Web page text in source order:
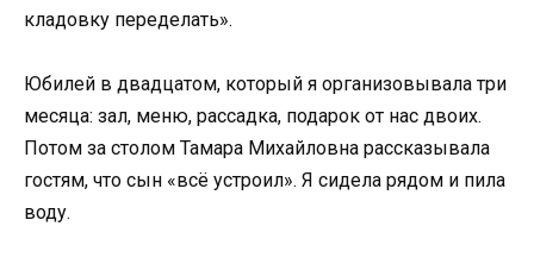
кладовку переделать».
Юбилей в двадцатом, который я организовывала три
месяца: зал, меню, рассадка, подарок от нас двоих.
Потом за столом Тамара Михайловна рассказывала
гостям, что сын «всё устроил». Я сидела рядом и пила
воду.